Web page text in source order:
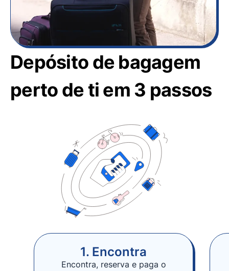
Depósito de bagagem
perto de ti em 3 passos
1. Encontra
Encontra, reserva e paga o